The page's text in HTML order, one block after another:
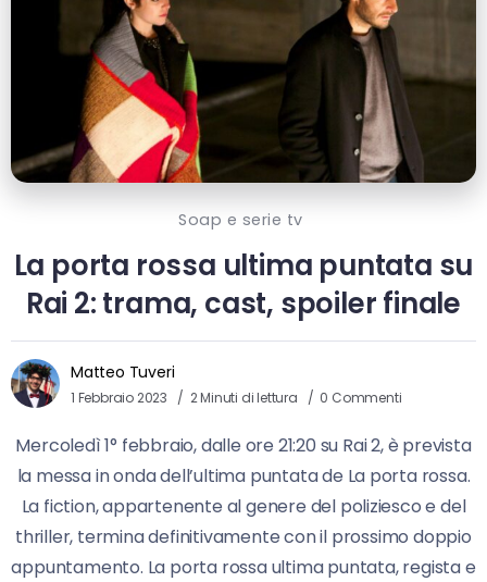
Soap e serie tv
La porta rossa ultima puntata su
Rai 2: trama, cast, spoiler finale
Matteo Tuveri
1 Febbraio 2023 2 Minuti di lettura 0 Commenti
Mercoledì 1° febbraio, dalle ore 21:20 su Rai 2, è prevista
la messa in onda dell’ultima puntata de La porta rossa.
La fiction, appartenente al genere del poliziesco e del
thriller, termina definitivamente con il prossimo doppio
appuntamento. La porta rossa ultima puntata, regista e